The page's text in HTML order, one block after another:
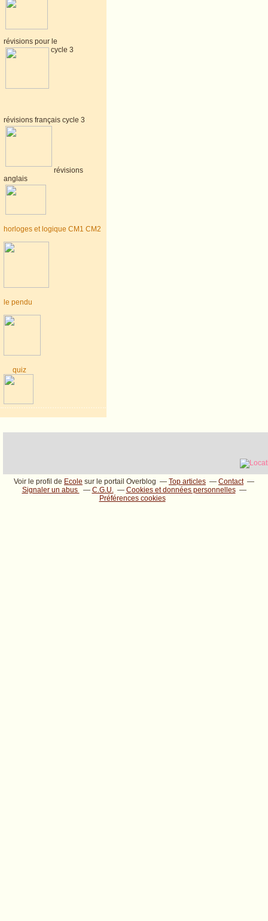
révisions pour le
cycle 3
révisions français cycle 3
révisions
anglais
horloges et logique CM1 CM2
le pendu
quiz
Voir le profil de Ecole sur le portail Overblog Top articles
Contact
Signaler un abus
C.G.U.
Cookies et données personnelles
Préférences cookies